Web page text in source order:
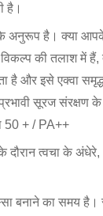
है।
के अनुरूप है। क्या
की तलाश में हैं,
है और इसे एक्वा
सूरज संरक्षण
50 + / PA++
दौरान त्वचा के
बनाने का समय है।